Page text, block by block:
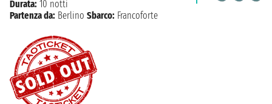
Durata: 10 notti
Partenza da: Berlino Sbarco: Francoforte